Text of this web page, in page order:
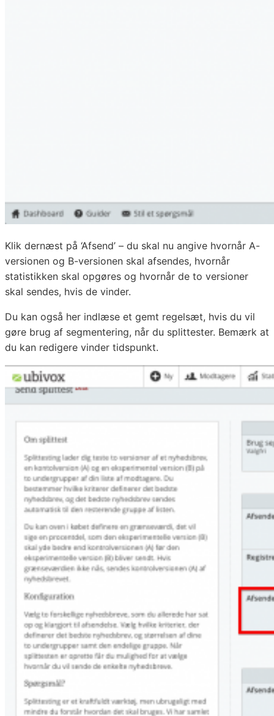
Klik dernæst på ‘Afsend’ – du skal nu angive hvornår A-
versionen og B-versionen skal afsendes, hvornår
statistikken skal opgøres og hvornår de to versioner
skal sendes, hvis de vinder.
Du kan også her indlæse et gemt regelsæt, hvis du vil
gøre brug af segmentering, når du splittester. Bemærk at
du kan redigere vinder tidspunkt.